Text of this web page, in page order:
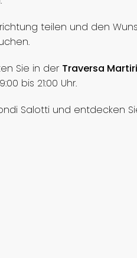
teilen und den
Sie in der Traversa
bis 21:00 Uhr.
Salotti und entdecken